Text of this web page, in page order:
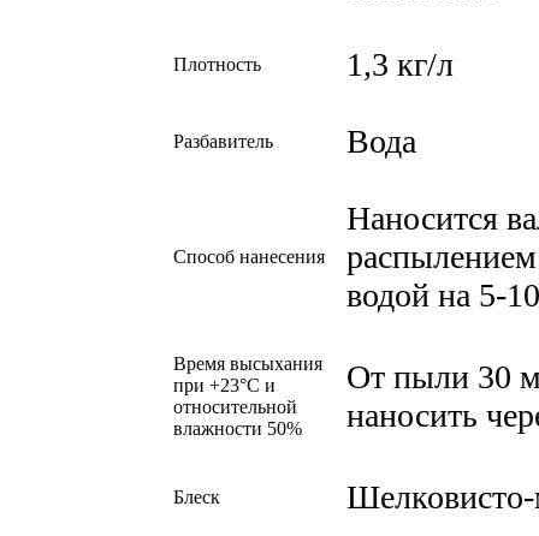
Плотность 1,3 кг/л
Разбавитель Вода
Способ нанесения
Наносится
водой на 5-
Время высыхания
при +23°С и
относительной
влажности 50%
От пыли 30
наносить
Блеск